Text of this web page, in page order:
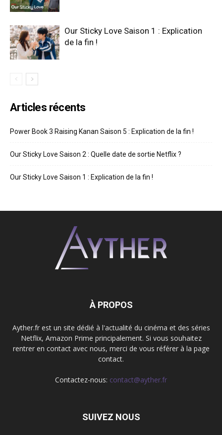
Our Sticky Love Saison 1 : Explication
de la fin !
Articles récents
Power Book 3 Raising Kanan Saison 5 : Explication de la fin !
Our Sticky Love Saison 2 : Quelle date de sortie Netflix ?
Our Sticky Love Saison 1 : Explication de la fin !
À PROPOS
Ayther.fr est un site dédié à l'actualité du cinéma et des séries
Netflix, Amazon Prime principalement. Si vous souhaitez
rentrer en contact avec nous, merci de vous référer à la page
contact.
Contactez-nous: contact@ayther.fr
SUIVEZ NOUS